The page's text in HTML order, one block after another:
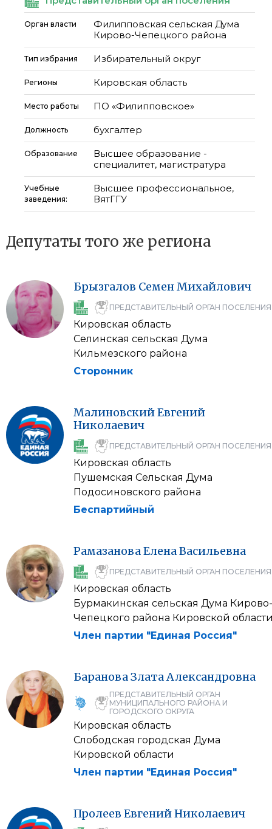
Орган власти
Филипповская сельская Дума
Кирово-Чепецкого района
Тип избрания Избирательный округ
Регионы Кировская область
Место работы ПО «Филипповское»
Должность бухгалтер
Образование
Высшее образование -
специалитет, магистратура
Учебные
заведения:
Высшее профессиональное,
ВятГГУ
Депутаты того же региона
Брызгалов СеменМихайлович
ПРЕДСТАВИТЕЛЬНЫЙ ОРГАН ПОСЕЛЕНИЯ
Кировская область
Селинская сельская Дума
Кильмезского района
Сторонник
МалиновскийЕвгений
Николаевич
ПРЕДСТАВИТЕЛЬНЫЙ ОРГАН ПОСЕЛЕНИЯ
Кировская область
Пушемская Сельская Дума
Подосиновского района
Беспартийный
РамазановаЕленаВасильевна
ПРЕДСТАВИТЕЛЬНЫЙ ОРГАН ПОСЕЛЕНИЯ
Кировская область
Бурмакинская сельская Дума Кирово-
Чепецкого района Кировской
Член партии "Единая Россия"
БарановаЗлатаАлександровна
ПРЕДСТАВИТЕЛЬНЫЙ ОРГАН
МУНИЦИПАЛЬНОГО РАЙОНА И
ГОРОДСКОГО ОКРУГА
Кировская область
Слободская городская Дума
Кировской области
Член партии "Единая Россия"
Пролеев ЕвгенийНиколаевич